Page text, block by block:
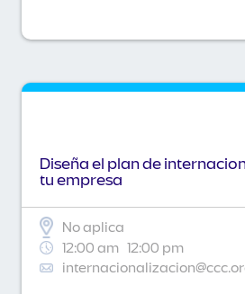
Diseña el plan de
tu empresa
No aplica
12:00 am 12:00 pm